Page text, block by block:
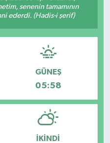
senenin tamamının
ederdi. (Hadis-i şerif)
GÜNEŞ
05:58
İKINDI